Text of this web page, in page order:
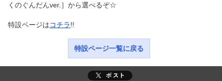
くのぐんだんver.］から選べるぞ☆
特設ページはコチラ!!
特設ページ一覧に戻る